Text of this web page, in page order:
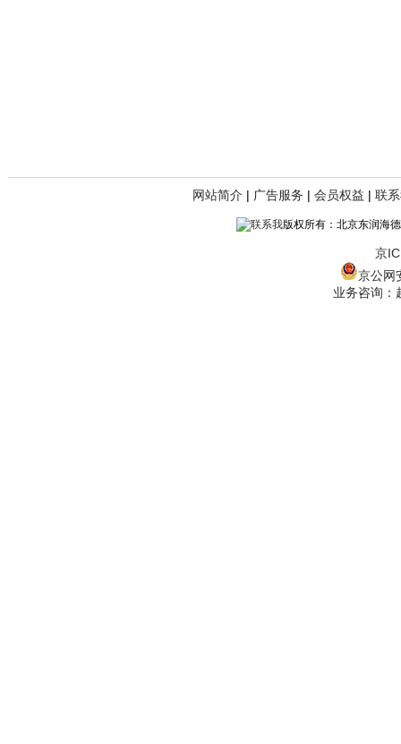
网站简介 | 广告服务 | 会员权益 | 联
版权所有：北京东润海
京
京公网
业务咨询：